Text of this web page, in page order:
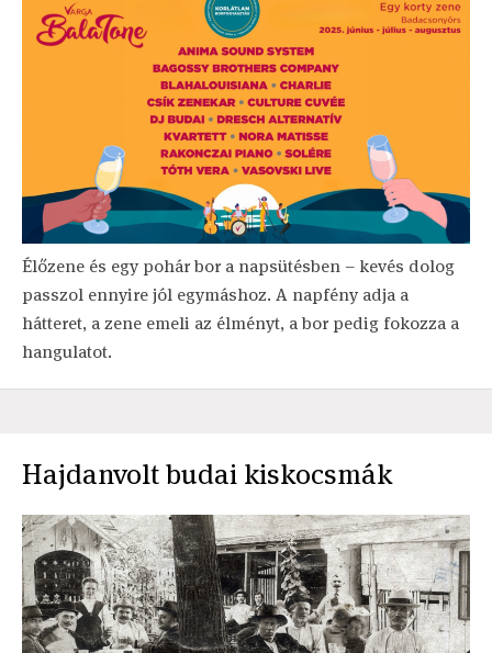
Élőzene és egy pohár bor a napsütésben – kevés dolog
passzol ennyire jól egymáshoz. A napfény adja a
hátteret, a zene emeli az élményt, a bor pedig fokozza a
hangulatot.
Hajdanvolt budai kiskocsmák